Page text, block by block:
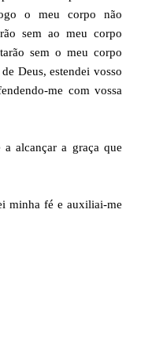
o meu corpo não
sem ao meu corpo
sem o meu corpo
Deus, estendei vosso
me com vossa
alcançar a graça que
minha fé e auxiliai-me